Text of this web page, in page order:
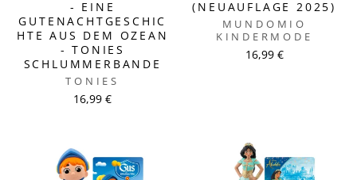
- EINE
GUTENACHTGESCHIC
HTE AUS DEM OZEAN
- TONIES
SCHLUMMERBANDE
TONIES
16,99 €
(NEUAUFLAGE 2025)
MUNDOMIO
KINDERMODE
16,99 €